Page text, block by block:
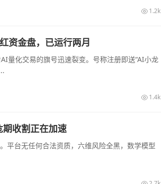
1.2k
资金盘，已运行两月
量化交易的旗号迅速裂变。号称注册即送“AI小龙
1.4k
收割正在加速
平台无任何合法资质，六维风险全黑，数学模型